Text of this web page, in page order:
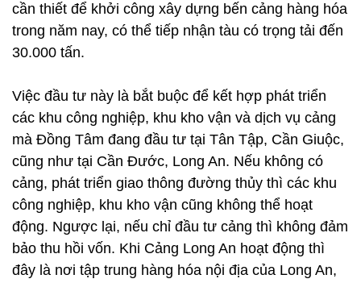
cần thiết để khởi công xây dựng bến cảng hàng hóa
trong năm nay, có thể tiếp nhận tàu có trọng tải đến
30.000 tấn.
Việc đầu tư này là bắt buộc để kết hợp phát triển
các khu công nghiệp, khu kho vận và dịch vụ cảng
mà Đồng Tâm đang đầu tư tại Tân Tập, Cần Giuộc,
cũng như tại Cần Đước, Long An. Nếu không có
cảng, phát triển giao thông đường thủy thì các khu
công nghiệp, khu kho vận cũng không thể hoạt
động. Ngược lại, nếu chỉ đầu tư cảng thì không đảm
bảo thu hồi vốn. Khi Cảng Long An hoạt động thì
đây là nơi tập trung hàng hóa nội địa của Long An,